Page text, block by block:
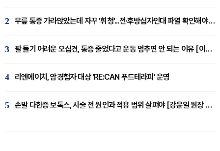
2 무릎 통증 가라앉았는데 자꾸 '휘청'...전·후방십자인대 파열 확인해야 [곽우경 원장 칼럼]
3 팔 들기 어려운 오십견, 통증 줄었다고 운동 멈추면 안 되는 이유 [이병욱 원장 칼럼]
4 리엔에이치, 암경험자 대상 ‘RE:CAN 푸드테라피’ 운영
5 손발 다한증 보톡스, 시술 전 원인과 적용 범위 살펴야 [강윤일 원장 칼럼]